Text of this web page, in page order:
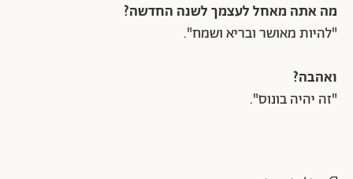
מה אתה מאחל לעצמך לשנה החדשה?
"להיות מאושר ובריא ושמח".
ואהבה?
"זה יהיה בונוס".